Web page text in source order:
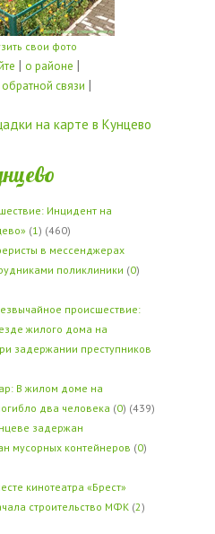
свои фото
| о районе |
связи |
на карте в Кунцево
Инцидент на
(1) (460)
в мессенджерах
поликлиники (0)
происшествие:
жилого дома на
задержании преступников
В жилом доме на
два человека (0) (439)
задержан
мусорных контейнеров (0)
кинотеатра «Брест»
строительство МФК (2)